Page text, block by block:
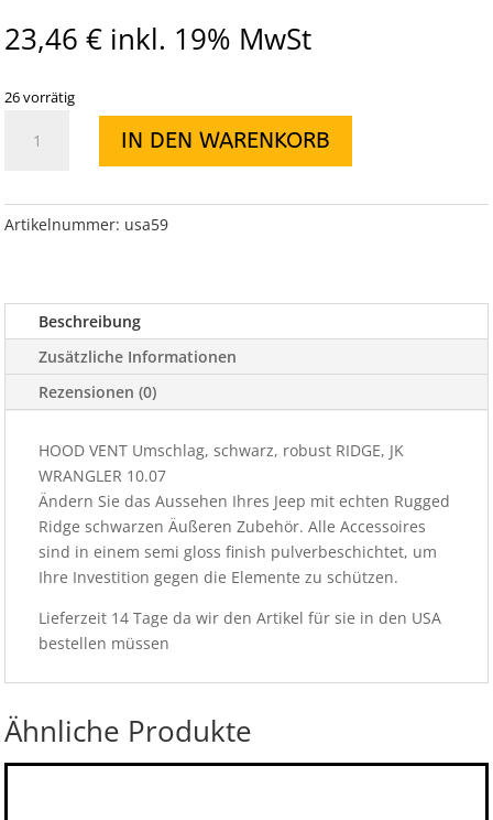
23,46 € inkl. 19% MwSt
26 vorrätig
VENT
robust
WRANGLER
10.07
Menge
IN DEN WARENKORB
Artikelnummer: usa59
Beschreibung
Zusätzliche Informationen
Rezensionen (0)
HOOD VENT Umschlag, schwarz, robust RIDGE, JK
WRANGLER 10.07
Ändern Sie das Aussehen Ihres Jeep mit echten Rugged
Ridge schwarzen Äußeren Zubehör. Alle Accessoires
sind in einem semi gloss finish pulverbeschichtet, um
Ihre Investition gegen die Elemente zu schützen.
Lieferzeit 14 Tage da wir den Artikel für sie in den USA
bestellen müssen
Ähnliche Produkte